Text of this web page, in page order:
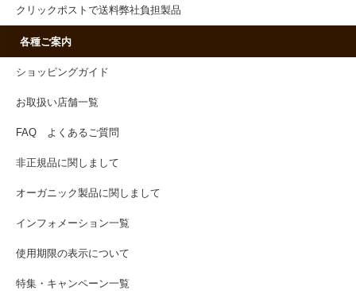
クリックポストで送料弊社負担製品
各種ご案内
ショッピングガイド
お取扱い店舗一覧
FAQ よくあるご質問
非正規品に関しまして
オーガニック製品に関しまして
インフォメーション一覧
使用期限の表示について
特集・キャンペーン一覧